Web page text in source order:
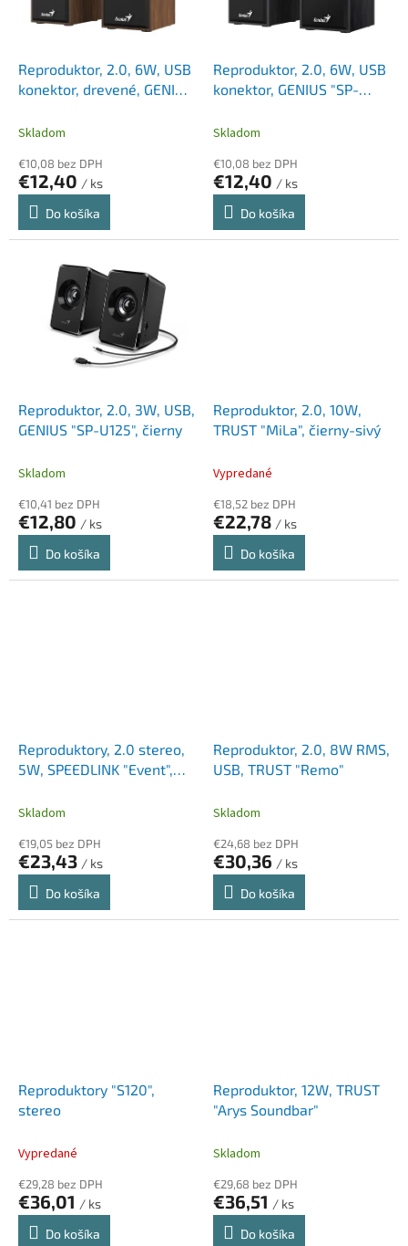
Reproduktor, 2.0, 6W, USB
konektor, drevené, GENIUS
Skladom
€10,08 bez DPH
€12,40 / ks
Do košíka
Reproduktor, 2.0, 6W, USB
konektor, GENIUS "SP-
Skladom
€10,08 bez DPH
€12,40 / ks
Do košíka
Reproduktor, 2.0, 3W, USB,
GENIUS "SP-U125", čierny
Skladom
€10,41 bez DPH
€12,80 / ks
Do košíka
Reproduktor, 2.0, 10W,
TRUST "MiLa", čierny-sivý
Vypredané
€18,52 bez DPH
€22,78 / ks
Do košíka
Reproduktory, 2.0 stereo,
5W, SPEEDLINK "Event",
Skladom
€19,05 bez DPH
€23,43 / ks
Do košíka
Reproduktor, 2.0, 8W RMS,
USB, TRUST "Remo"
Skladom
€24,68 bez DPH
€30,36 / ks
Do košíka
Reproduktory "S120",
stereo
Vypredané
€29,28 bez DPH
€36,01 / ks
Do košíka
Reproduktor, 12W, TRUST
"Arys Soundbar"
Skladom
€29,68 bez DPH
€36,51 / ks
Do košíka